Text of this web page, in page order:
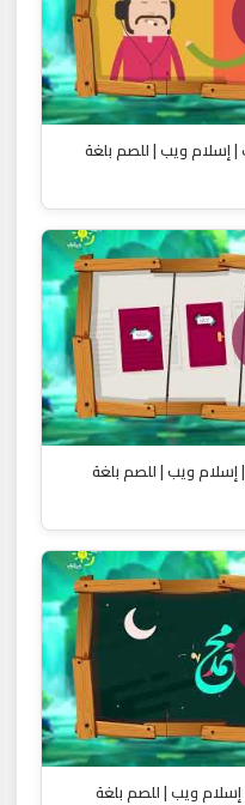
إسلام ويب | للصم بلغة
ويب | للصم بلغة
ويب | للصم بلغة